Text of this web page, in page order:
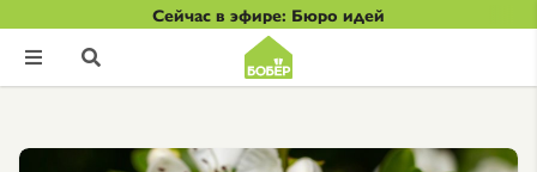
Сейчас в эфире: Бюро идей
 